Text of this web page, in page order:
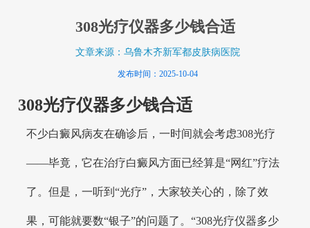
308光疗仪器多少钱合适
文章来源：乌鲁木齐新军都皮肤病医院
发布时间：2025-10-04
308光疗仪器多少钱合适
不少白癜风病友在确诊后，一时间就会考虑308光疗
——毕竟，它在治疗白癜风方面已经算是“网红”疗法
了。但是，一听到“光疗”，大家较关心的，除了效
果，可能就要数“银子”的问题了。“308光疗仪器多少